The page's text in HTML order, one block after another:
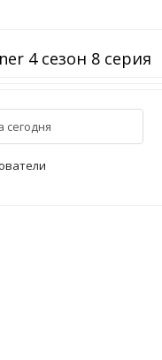
4 сезон 8 серия
сегодня